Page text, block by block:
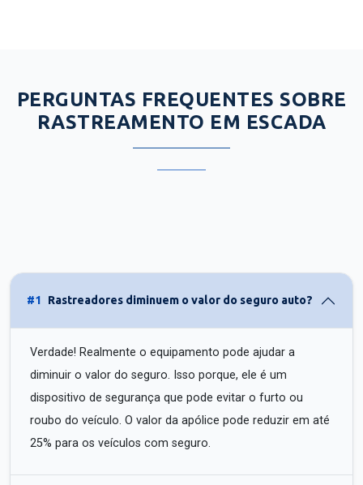
PERGUNTAS FREQUENTES SOBRE
RASTREAMENTO EM ESCADA
#1 Rastreadores diminuem o valor do seguro auto?
Verdade! Realmente o equipamento pode ajudar a
diminuir o valor do seguro. Isso porque, ele é um
dispositivo de segurança que pode evitar o furto ou
roubo do veículo. O valor da apólice pode reduzir em até
25% para os veículos com seguro.